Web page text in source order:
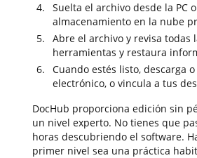
Suelta el archivo desde la PC
almacenamiento en la nube
Abre el archivo y revisa
herramientas y restaura
Cuando estés listo, descarga
electrónico, o vincula a tus
DocHub proporciona edición sin
un nivel experto. No tienes que
horas descubriendo el software.
primer nivel sea una práctica